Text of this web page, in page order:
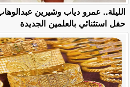
الليلة.. عمرو دياب وشيرين
حفل استثنائي بالعلمين الجديدة